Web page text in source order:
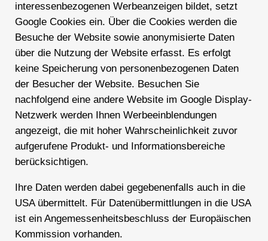
interessenbezogenen Werbeanzeigen bildet, setzt
Google Cookies ein. Über die Cookies werden die
Besuche der Website sowie anonymisierte Daten
über die Nutzung der Website erfasst. Es erfolgt
keine Speicherung von personenbezogenen Daten
der Besucher der Website. Besuchen Sie
nachfolgend eine andere Website im Google Display-
Netzwerk werden Ihnen Werbeeinblendungen
angezeigt, die mit hoher Wahrscheinlichkeit zuvor
aufgerufene Produkt- und Informationsbereiche
berücksichtigen.
Ihre Daten werden dabei gegebenenfalls auch in die
USA übermittelt. Für Datenübermittlungen in die USA
ist ein Angemessenheitsbeschluss der Europäischen
Kommission vorhanden.